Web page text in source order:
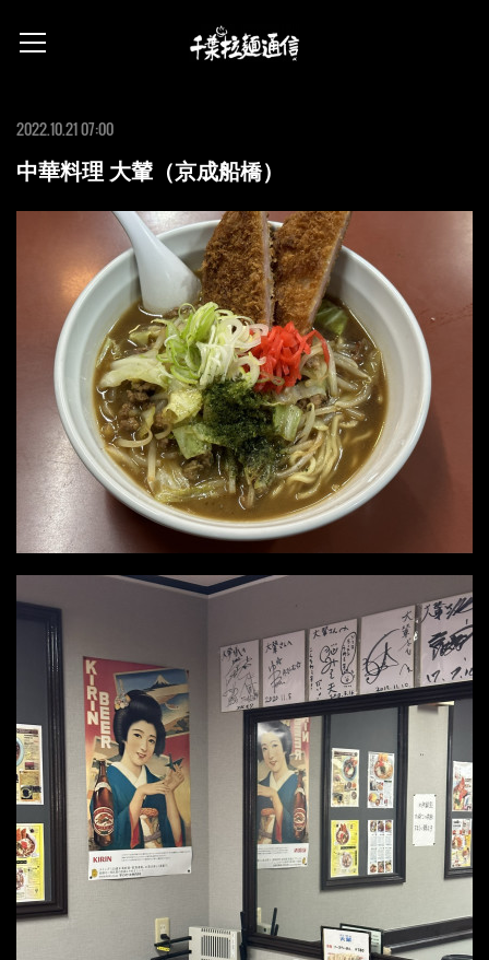
2022.10.21 07:00
中華料理 大輦（京成船橋）